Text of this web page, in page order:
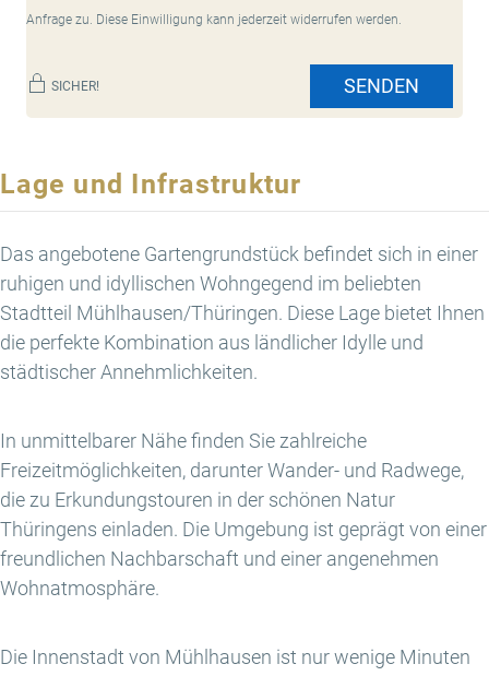
Anfrage zu. Diese Einwilligung kann jederzeit widerrufen werden.
SICHER! SENDEN
Lage und Infrastruktur
Das angebotene Gartengrundstück befindet sich in einer
ruhigen und idyllischen Wohngegend im beliebten
Stadtteil Mühlhausen/Thüringen. Diese Lage bietet Ihnen
die perfekte Kombination aus ländlicher Idylle und
städtischer Annehmlichkeiten.
In unmittelbarer Nähe finden Sie zahlreiche
Freizeitmöglichkeiten, darunter Wander- und Radwege,
die zu Erkundungstouren in der schönen Natur
Thüringens einladen. Die Umgebung ist geprägt von einer
freundlichen Nachbarschaft und einer angenehmen
Wohnatmosphäre.
Die Innenstadt von Mühlhausen ist nur wenige Minuten